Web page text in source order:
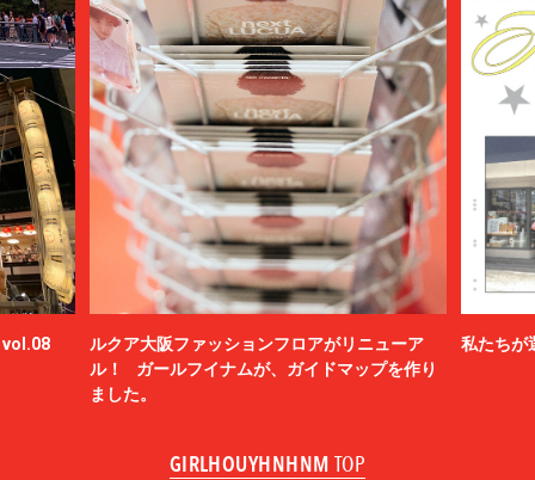
vol.08
ルクア大阪ファッションフロアがリニューア
ル！ ガールフイナムが、ガイドマップを作り
ました。
私たちが
GIRLHOUYHNHNM TOP